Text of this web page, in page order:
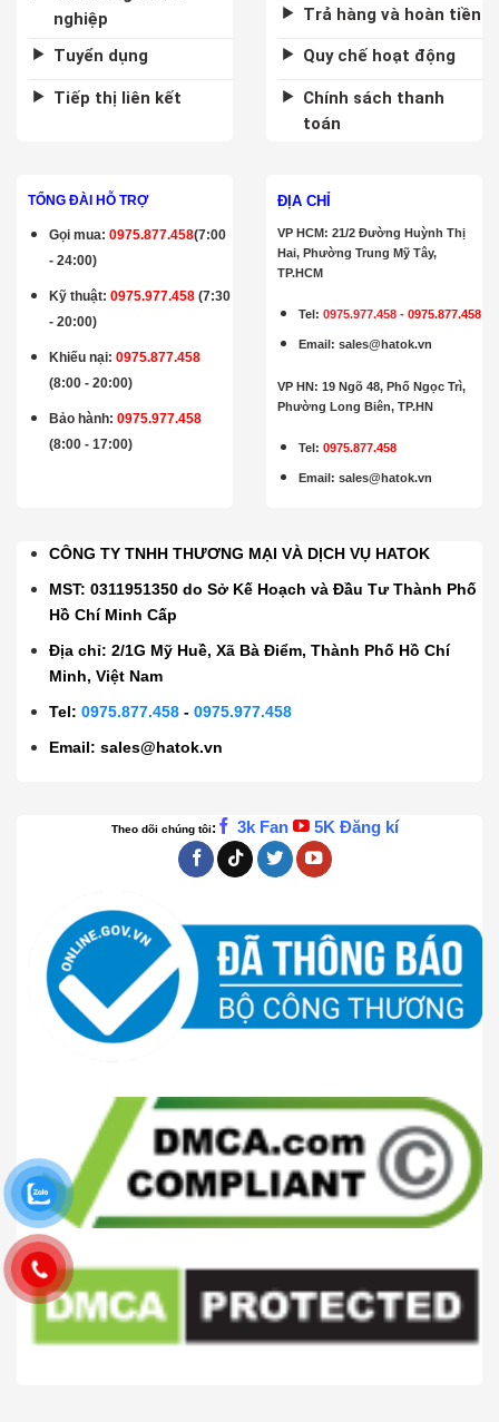
nghiệp
Tuyển dụng
Tiếp thị liên kết
Trả hàng và hoàn tiền
Quy chế hoạt động
Chính sách thanh
toán
TỔNG ĐÀI HỖ TRỢ
Gọi mua:0975.877.458(7:00
- 24:00)
Kỹ thuật:0975.977.458 (7:30
- 20:00)
Khiếu nại: 0975.877.458
(8:00 - 20:00)
Bảo hành:0975.977.458
(8:00 - 17:00)
ĐỊA CHỈ
VP HCM: 21/2 Đường Huỳnh Thị
Hai, Phường Trung Mỹ Tây,
TP.HCM
Tel:0975.977.458 -0975.877.458
Email :sales@hatok.vn
VP HN: 19 Ngõ 48, Phố Ngọc Trì,
Phường Long Biên, TP.HN
Tel: 0975.877.458
Email:sales@hatok.vn
CÔNG TY TNHH THƯƠNG MẠI VÀ DỊCH VỤ HATOK
MST: 0311951350 do Sở Kế Hoạch và Đầu Tư Thành Phố
Hồ Chí Minh Cấp
Địa chỉ: 2/1G Mỹ Huề, Xã Bà Điểm, Thành Phố Hồ Chí
Minh, Việt Nam
Tel:0975.877.458 -0975.977.458
Email:sales@hatok.vn
Theo dõi chúng tôi: 3k Fan 5K Đăng kí